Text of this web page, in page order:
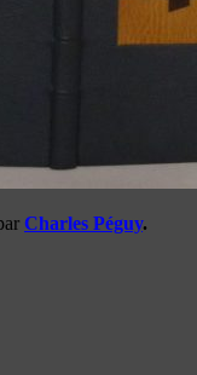
Charles Péguy.